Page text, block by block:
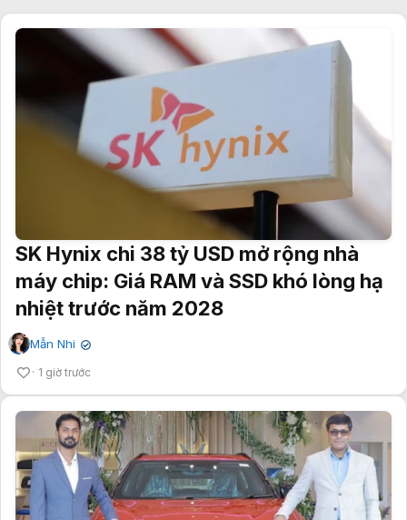
SK Hynix chi 38 tỷ USD mở rộng nhà
máy chip: Giá RAM và SSD khó lòng hạ
nhiệt trước năm 2028
Mẫn Nhi ✔
1 giờ trước